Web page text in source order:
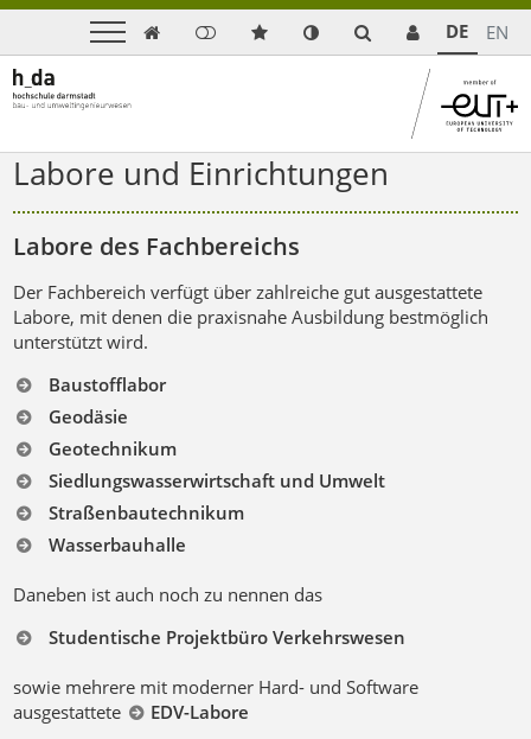
 DE EN
Labore und Einrichtungen
Labore des Fachbereichs
Der Fachbereich verfügt über zahlreiche gut ausgestattete
Labore, mit denen die praxisnahe Ausbildung bestmöglich
unterstützt wird.
Baustofflabor
Geodäsie
Geotechnikum
Siedlungswasserwirtschaft und Umwelt
Straßenbautechnikum
Wasserbauhalle
Daneben ist auch noch zu nennen das
Studentische Projektbüro Verkehrswesen
sowie mehrere mit moderner Hard- und Software
ausgestattete
EDV-Labore